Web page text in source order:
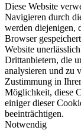
Diese Website
Navigieren durch
werden diejenigen,
Browser
Website
Drittanbietern, die
analysieren und zu
Zustimmung in
Möglichkeit, diese
einiger dieser
beeinträchtigen.
Notwendig